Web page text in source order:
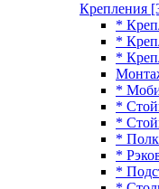
Крепления
*
*
*
*
*
*
*
*
*